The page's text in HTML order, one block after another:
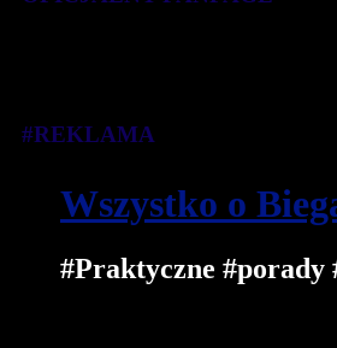
Wszystko o
#Praktyczne
#REKLAMA